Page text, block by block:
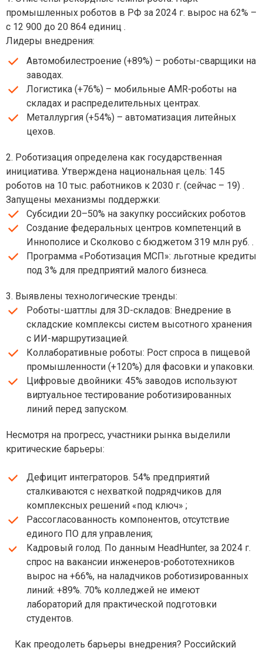
промышленных роботов в РФ за 2024 г. вырос на 62% –
с 12 900 до 20 864 единиц .
Лидеры внедрения:
Автомобилестроение (+89%) – роботы-сварщики на
заводах.
Логистика (+76%) – мобильные AMR-роботы на
складах и распределительных центрах.
Металлургия (+54%) – автоматизация литейных
цехов.
2. Роботизация определена как государственная
инициатива. Утверждена национальная цель: 145
роботов на 10 тыс. работников к 2030 г. (сейчас – 19) .
Запущены механизмы поддержки:
Субсидии 20–50% на закупку российских роботов
Создание федеральных центров компетенций в
Иннополисе и Сколково с бюджетом 319 млн руб. .
Программа «Роботизация МСП»: льготные кредиты
под 3% для предприятий малого бизнеса.
3. Выявлены технологические тренды:
Роботы-шаттлы для 3D-складов: Внедрение в
складские комплексы систем высотного хранения
с ИИ-маршрутизацией.
Коллаборативные роботы: Рост спроса в пищевой
промышленности (+120%) для фасовки и упаковки.
Цифровые двойники: 45% заводов используют
виртуальное тестирование роботизированных
линий перед запуском.
Несмотря на прогресс, участники рынка выделили
критические барьеры:
Дефицит интеграторов. 54% предприятий
сталкиваются с нехваткой подрядчиков для
комплексных решений «под ключ» ;
Рассогласованность компонентов, отсутствие
единого ПО для управления;
Кадровый голод. По данным HeadHunter, за 2024 г.
спрос на вакансии инженеров-робототехников
вырос на +66%, на наладчиков роботизированных
линий: +89%. 70% колледжей не имеют
лабораторий для практической подготовки
студентов.
Как преодолеть барьеры внедрения? Российский